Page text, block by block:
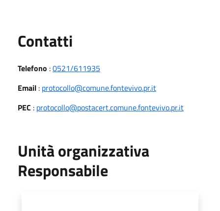
Contatti
Telefono :0521/611935
Email : protocollo@comune.fontevivo.pr.it
PEC : protocollo@postacert.comune.fontevivo.pr.it
Unità organizzativa
Responsabile